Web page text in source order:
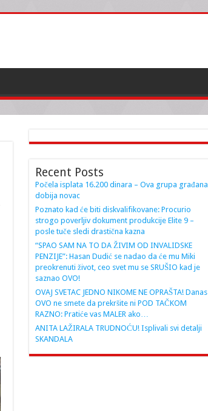
Recent Posts
Počela isplata 16.200 dinara – Ova grupa građana
dobija novac
Poznato kad će biti diskvalifikovane: Procurio
strogo poverljiv dokument produkcije Elite 9 –
posle tuče sledi drastična kazna
“SPAO SAM NA TO DA ŽIVIM OD INVALIDSKE
PENZIJE”: Hasan Dudić se nadao da će mu Miki
preokrenuti život, ceo svet mu se SRUŠIO kad je
saznao OVO!
OVAJ SVETAC JEDNO NIKOME NE OPRAŠTA! Danas
OVO ne smete da prekršite ni POD TAČKOM
RAZNO: Pratiće vas MALER ako…
ANITA LAŽIRALA TRUDNOĆU! Isplivali svi detalji
SKANDALA